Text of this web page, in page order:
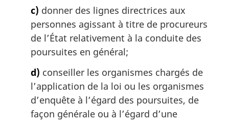
c) donner des lignes directrices aux
personnes agissant à titre de procureurs
de l’État relativement à la conduite des
poursuites en général;
d) conseiller les organismes chargés de
l’application de la loi ou les organismes
d’enquête à l’égard des poursuites, de
façon générale ou à l’égard d’une